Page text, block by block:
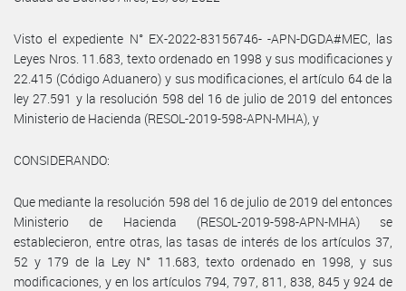
Visto el expediente N° EX-2022-83156746- -APN-DGDA#MEC, las
Leyes Nros. 11.683, texto ordenado en 1998 y sus modificaciones y
22.415 (Código Aduanero) y sus modificaciones, el artículo 64 de la
ley 27.591 y la resolución 598 del 16 de julio de 2019 del entonces
Ministerio de Hacienda (RESOL-2019-598-APN-MHA), y
CONSIDERANDO:
Que mediante la resolución 598 del 16 de julio de 2019 del entonces
Ministerio de Hacienda (RESOL-2019-598-APN-MHA) se
establecieron, entre otras, las tasas de interés de los artículos 37,
52 y 179 de la Ley N° 11.683, texto ordenado en 1998, y sus
modificaciones, y en los artículos 794, 797, 811, 838, 845 y 924 de